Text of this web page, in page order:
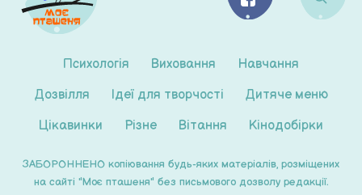
Психологія Виховання
Навчання
Дозвілля
Ідеї для творчості
Дитяче меню
Цікавинки
Різне Вітання Кінодобірки
ЗАБОРОННЕНО копіювання будь-яких матеріалів, розміщених
на сайті "Моє пташеня" без письмового дозволу редакції.